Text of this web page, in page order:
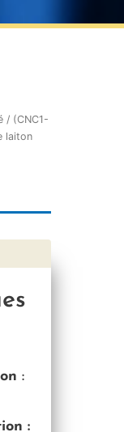
/ (CNC1-
laiton
:
: